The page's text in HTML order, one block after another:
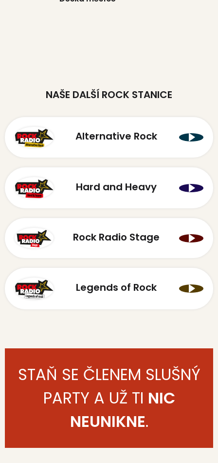
NAŠE DALŠÍ ROCK STANICE
Alternative Rock
Hard and Heavy
Rock Radio Stage
Legends of Rock
STAŇ SE ČLENEM SLUŠNÝ
PARTY A UŽ TI NIC
NEUNIKNE.